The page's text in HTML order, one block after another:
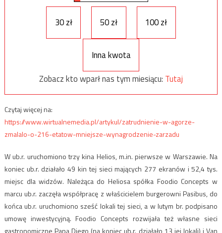
30 zł 50 zł 100 zł
Inna kwota
Zobacz kto wparł nas tym miesiącu: Tutaj
Czytaj więcej na:
https://www.wirtualnemedia.pl/artykul/zatrudnienie-w-agorze-
zmalalo-o-216-etatow-mniejsze-wynagrodzenie-zarzadu
W ub.r. uruchomiono trzy kina Helios, m.in. pierwsze w Warszawie. Na
koniec ub.r. działało 49 kin tej sieci mających 277 ekranów i 52,4 tys.
miejsc dla widzów. Należąca do Heliosa spółka Foodio Concepts w
marcu ub.r. zaczęła współpracę z właścicielem burgerowni Pasibus, do
końca ub.r. uruchomiono sześć lokali tej sieci, a w lutym br. podpisano
umowę inwestycyjną. Foodio Concepts rozwijała też własne sieci
gastronomiczne Papa Diego (na koniec ub.r. działało 13 jej lokali) i Van